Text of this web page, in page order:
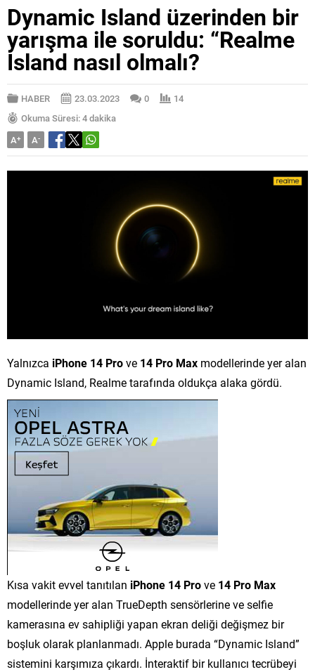
Dynamic Island üzerinden bir
yarışma ile soruldu: “Realme
Island nasıl olmalı?
HABER 23.03.2023 0
14
Okuma Süresi: 4 dakika
A+ A-
Yalnızca iPhone 14 Prove 14 Pro Max modellerinde yer alan
Dynamic Island, Realme tarafında oldukça alaka gördü.
Kısa vakit evvel tanıtılan iPhone 14 Prove 14 Pro Max
modellerinde yer alan TrueDepth sensörlerine ve selfie
kamerasına ev sahipliği yapan ekran deliği değişmez bir
boşluk olarak planlanmadı. Apple burada “Dynamic Island”
sistemini karşımıza çıkardı. İnteraktif bir kullanıcı tecrübeyi